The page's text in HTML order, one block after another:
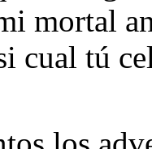
mortal
cual tú